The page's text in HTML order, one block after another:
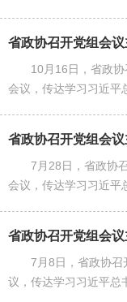
10月16日，省政
会议，传达学习习近平
7月28日，省政协
会议，传达学习习近平
7月8日，省政协召
议，传达学习习近平总